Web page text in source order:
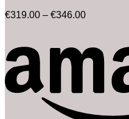
€319.00 – €346.00
€346.00